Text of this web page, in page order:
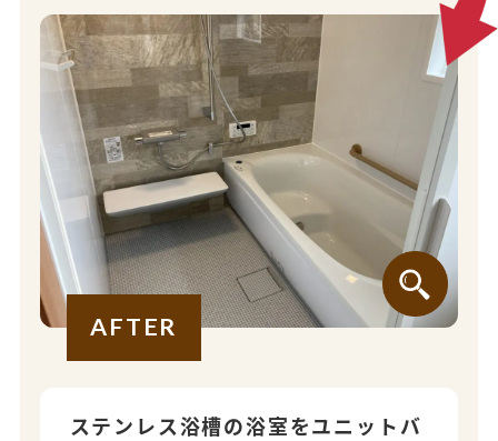
AFTER
ステンレス浴槽の浴室をユニットバ